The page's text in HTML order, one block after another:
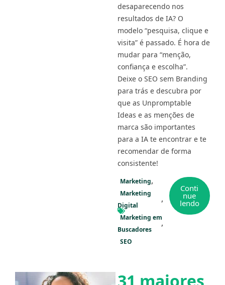
desaparecendo nos
resultados de IA? O
modelo “pesquisa, clique e
visita” é passado. É hora de
mudar para “menção,
confiança e escolha”.
Deixe o SEO sem Branding
para trás e descubra por
que as Unpromptable
Ideas e as menções de
marca são importantes
para a IA te encontrar e te
recomendar de forma
consistente!
Marketing
Marketing
Digital
Marketing em
Buscadores
SEO
Conti
nue
lendo
31 maiores